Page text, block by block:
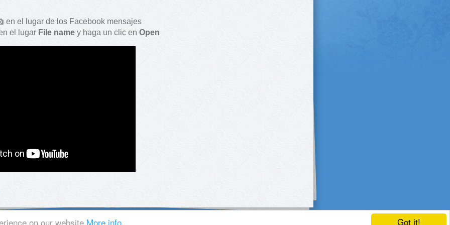
Got it!
on our website More info
en el lugar de los Facebook mensajes
el lugar File name y haga un clic en Open
BLOG | FACEBOOK